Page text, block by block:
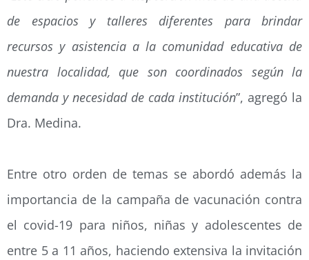
de espacios y talleres diferentes para brindar
recursos y asistencia a la comunidad educativa de
nuestra localidad, que son coordinados según la
demanda y necesidad de cada institución”, agregó la
Dra. Medina.
Entre otro orden de temas se abordó además la
importancia de la campaña de vacunación contra
el covid-19 para niños, niñas y adolescentes de
entre 5 a 11 años, haciendo extensiva la invitación